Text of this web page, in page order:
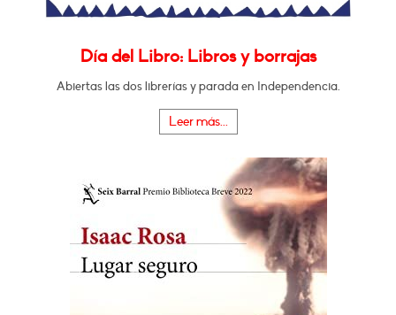
Día del Libro: Libros y borrajas
Abiertas las dos librerías y parada en Independencia.
Leer más...